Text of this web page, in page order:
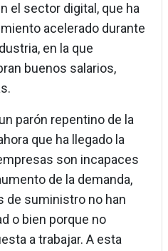
el sector digital, que ha
acelerado durante
en la que
buenos salarios,
parón repentino de la
que ha llegado la
son incapaces
de la demanda,
de suministro no han
o bien porque no
a trabajar. A esta